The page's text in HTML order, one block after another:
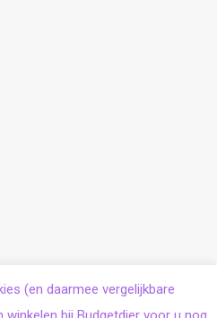
(en daarmee vergelijkbare